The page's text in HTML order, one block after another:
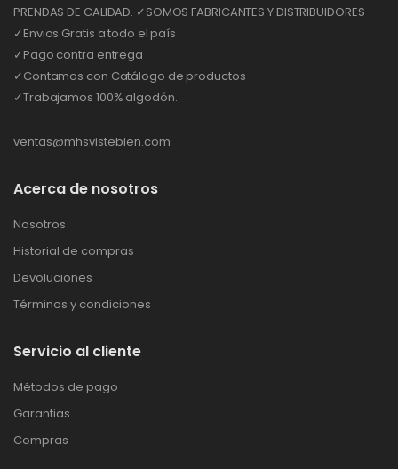
PRENDAS DE CALIDAD. ✓SOMOS FABRICANTES Y DISTRIBUIDORES
✓Envios Gratis a todo el país
✓Pago contra entrega
✓Contamos con Catálogo de productos
✓Trabajamos 100% algodón.
ventas@mhsvistebien.com
Acerca de nosotros
Nosotros
Historial de compras
Devoluciones
Términos y condiciones
Servicio al cliente
Métodos de pago
Garantias
Compras